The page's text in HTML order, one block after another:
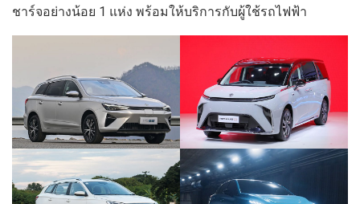
ชาร์จอย่างน้อย 1 แห่ง พร้อมให้บริการกับผู้ใช้รถไฟฟ้า